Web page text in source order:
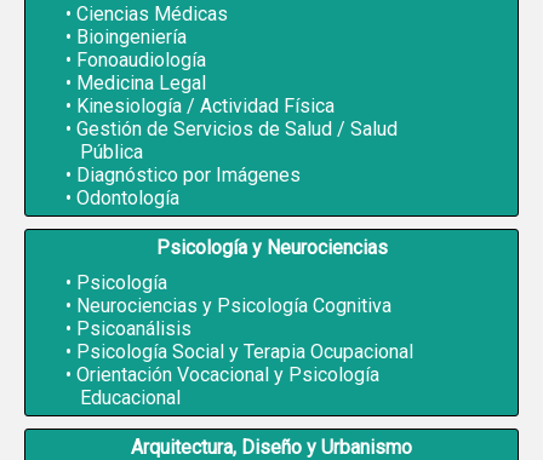
Ciencias Médicas
Bioingeniería
Fonoaudiología
Medicina Legal
Kinesiología / Actividad Física
Gestión de Servicios de Salud / Salud
Pública
Diagnóstico por Imágenes
Odontología
Psicología y Neurociencias
Psicología
Neurociencias y Psicología Cognitiva
Psicoanálisis
Psicología Social y Terapia Ocupacional
Orientación Vocacional y Psicología
Educacional
Arquitectura, Diseño y Urbanismo